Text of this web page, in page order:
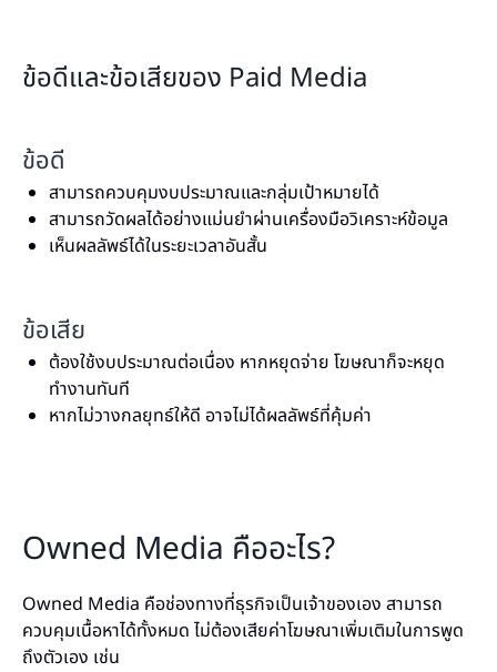
ข้อดีและข้อเสียของ Paid Media
ข้อดี
สามารถควบคุมงบประมาณและกลุ่มเป้าหมายได้
สามารถวัดผลได้อย่างแม่นยำผ่านเครื่องมือวิเคราะห์ข้อมูล
เห็นผลลัพธ์ได้ในระยะเวลาอันสั้น
ข้อเสีย
ต้องใช้งบประมาณต่อเนื่อง หากหยุดจ่าย โฆษณาก็จะหยุด
ทำงานทันที
หากไม่วางกลยุทธ์ให้ดี อาจไม่ได้ผลลัพธ์ที่คุ้มค่า
Owned Media คืออะไร?
Owned Media คือช่องทางที่ธุรกิจเป็นเจ้าของเอง สามารถ
ควบคุมเนื้อหาได้ทั้งหมด ไม่ต้องเสียค่าโฆษณาเพิ่มเติมในการพูด
ถึงตัวเอง เช่น